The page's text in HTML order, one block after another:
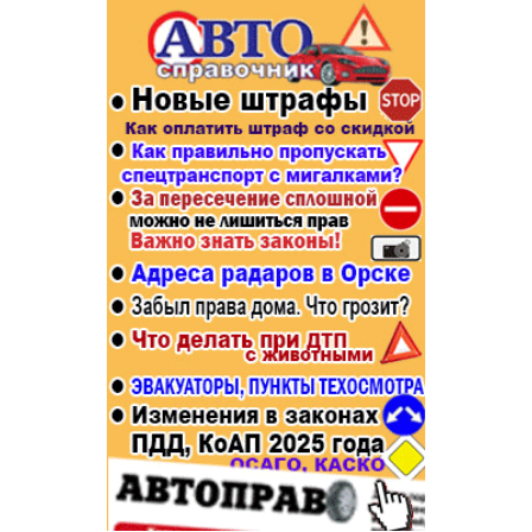
Афиша
Строительство и ремонт
Авто и мото
Рестораны, кафе, бары
Спорт Фитнес
Недвижимость
Красота Косметология
Телекоммуникации и связь
Торговля
Бизнес и финансы
Юристы, Экспертиза, Страхование
Ремонт
Социальные организации
Это интересно
Администрация
Популярное →
Строительство и ремонт